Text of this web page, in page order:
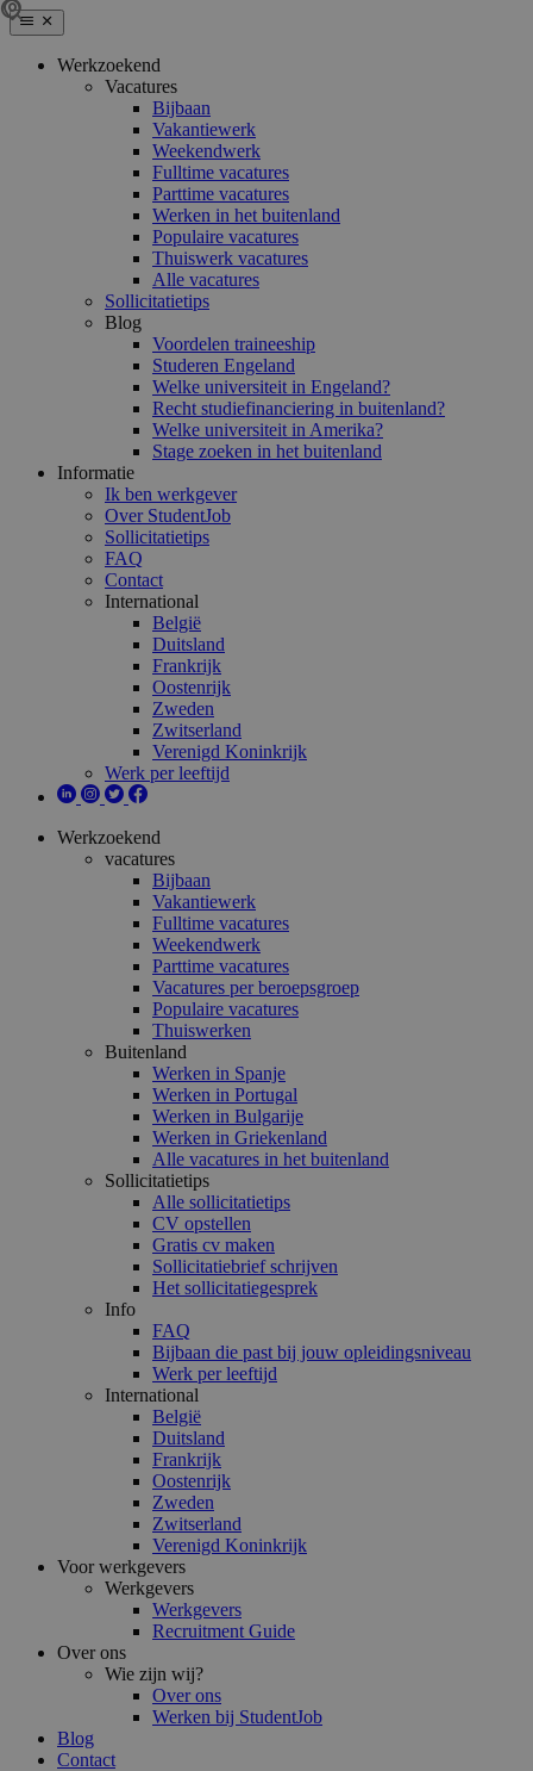
Werkzoekend
Vacatures
Bijbaan
Vakantiewerk
Weekendwerk
Fulltime vacatures
Parttime vacatures
Werken in het buitenland
Populaire vacatures
Thuiswerk vacatures
Alle vacatures
Sollicitatietips
Blog
Voordelen traineeship
Studeren Engeland
Welke universiteit in Engeland?
Recht studiefinanciering in buitenland?
Welke universiteit in Amerika?
Stage zoeken in het buitenland
Informatie
Ik ben werkgever
Over StudentJob
Sollicitatietips
FAQ
Contact
International
België
Duitsland
Frankrijk
Oostenrijk
Zweden
Zwitserland
Verenigd Koninkrijk
Werk per leeftijd
Werkzoekend
vacatures
Bijbaan
Vakantiewerk
Fulltime vacatures
Weekendwerk
Parttime vacatures
Vacatures per beroepsgroep
Populaire vacatures
Thuiswerken
Buitenland
Werken in Spanje
Werken in Portugal
Werken in Bulgarije
Werken in Griekenland
Alle vacatures in het buitenland
Sollicitatietips
Alle sollicitatietips
CV opstellen
Gratis cv maken
Sollicitatiebrief schrijven
Het sollicitatiegesprek
Info
FAQ
Bijbaan die past bij jouw opleidingsniveau
Werk per leeftijd
International
België
Duitsland
Frankrijk
Oostenrijk
Zweden
Zwitserland
Verenigd Koninkrijk
Voor werkgevers
Werkgevers
Werkgevers
Recruitment Guide
Over ons
Wie zijn wij?
Over ons
Werken bij StudentJob
Blog
Contact